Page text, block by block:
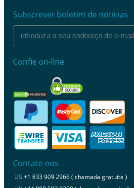
Subscrever boletim de notícias
Confie on-line
Contate-nos
US +1 833 909 2966 ( chamada gratuita )